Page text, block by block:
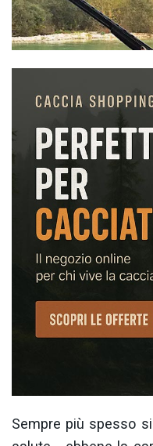
Sempre più spesso